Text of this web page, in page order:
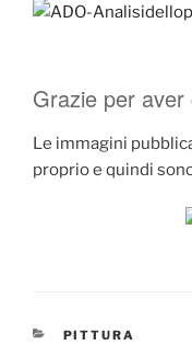
Grazie per
Le immagini
proprio e quindi
CATEGORIE
PITTURA